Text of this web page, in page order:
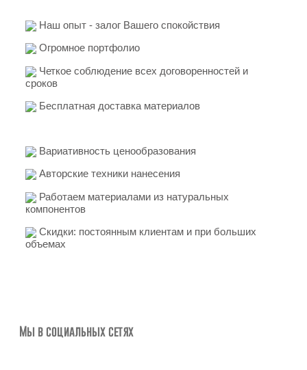
Наш опыт - залог Вашего спокойствия
Огромное портфолио
Четкое соблюдение всех договоренностей и
сроков
Бесплатная доставка материалов
Вариативность ценообразования
Авторские техники нанесения
Работаем материалами из натуральных
компонентов
Скидки: постоянным клиентам и при больших
объемах
Мы в социальных сетях